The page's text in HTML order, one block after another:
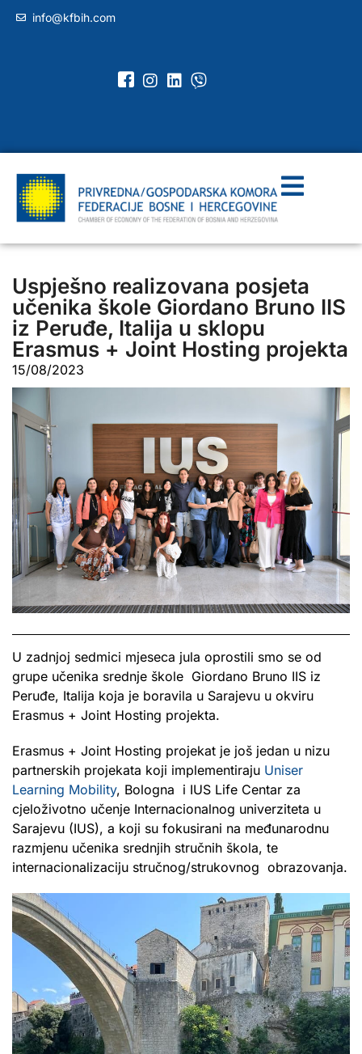
info@kfbih.com
Uspješno realizovana posjeta
učenika škole Giordano Bruno IIS
iz Peruđe, Italija u sklopu
Erasmus + Joint Hosting projekta
15/08/2023
U zadnjoj sedmici mjeseca jula oprostili smo se od
grupe učenika srednje škole Giordano Bruno IIS iz
Peruđe, Italija koja je boravila u Sarajevu u okviru
Erasmus + Joint Hosting projekta.
Erasmus + Joint Hosting projekat je još jedan u nizu
partnerskih projekata koji implementiraju Uniser
Learning Mobility, Bologna i IUS Life Centar za
cjeloživotno učenje Internacionalnog univerziteta u
Sarajevu (IUS), a koji su fokusirani na međunarodnu
razmjenu učenika srednjih stručnih škola, te
internacionalizaciju stručnog/strukovnog obrazovanja.